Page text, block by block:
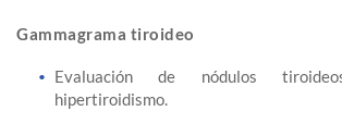
Gammagrama tiroideo
Evaluación de nódulos
hipertiroidismo.